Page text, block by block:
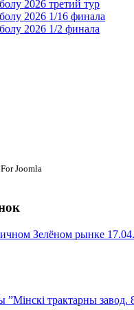
2026 третий тур
2026 1/16 финала
2026 1/2 финала
Joomla
Зелёном рынке
трактарны завод.